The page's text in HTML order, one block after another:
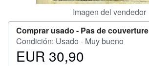
Imagen del vendedor
Comprar usado - Pas de couverture
Condición: Usado - Muy bueno
Precio
EUR 30,90